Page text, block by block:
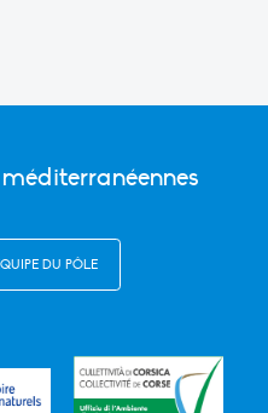
DU PÔLE